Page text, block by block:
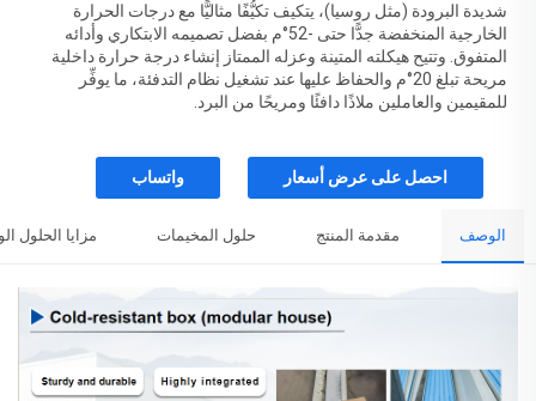
شديدة البرودة (مثل روسيا)، يتكيف تكيُّفًا مثاليًّا مع درجات الحرارة
الخارجية المنخفضة جدًّا حتى -52°م بفضل تصميمه الابتكاري وأدائه
المتفوق. وتتيح هيكلته المتينة وعزله الممتاز إنشاء درجة حرارة داخلية
مريحة تبلغ 20°م والحفاظ عليها عند تشغيل نظام التدفئة، ما يوفِّر
للمقيمين والعاملين ملاذًا دافئًا ومريحًا من البرد.
احصل على عرض أسعار واتساب
الوصف مقدمة المنتج حلول المخيمات مزايا الحلول